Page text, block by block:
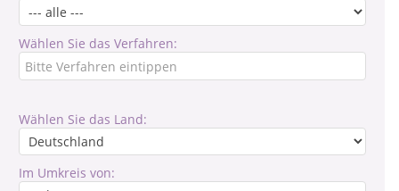
Wählen Sie das Verfahren:
Wählen Sie das Land:
Im Umkreis von: